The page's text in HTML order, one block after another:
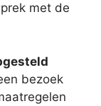
met de
bezoek